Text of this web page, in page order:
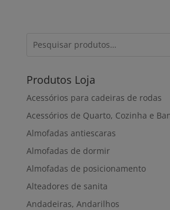
119,00€
Produtos Loja
Acessórios para cadeiras de rodas
Acessórios de Quarto, Cozinha e
Almofadas antiescaras
Almofadas de dormir
Almofadas de posicionamento
Alteadores de sanita
Andadeiras, Andarilhos